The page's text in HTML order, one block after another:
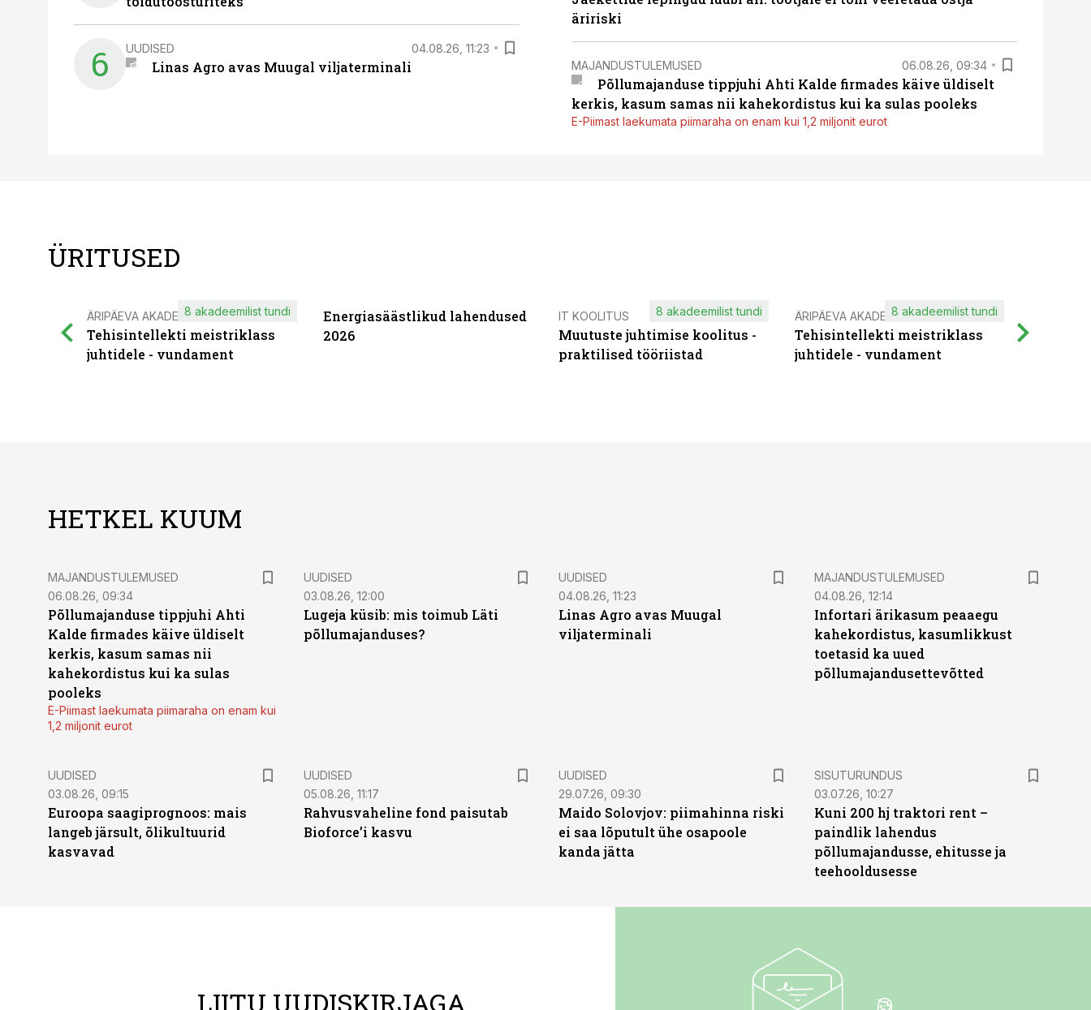
6 UUDISED 04.08.26, 11:23
Linas Agro avas Muugal viljaterminali
äririski
MAJANDUSTULEMUSED 06.08.26, 09:34
Põllumajanduse tippjuhi Ahti Kalde firmades käive üldiselt
kerkis, kasum samas nii kahekordistus kui ka sulas pooleks
E-Piimast laekumata piimaraha on enam kui 1,2 miljonit eurot
ÜRITUSED
ÄRIPÄEVA AKADEEMIA
Tehisintellekti meistriklass
juhtidele - vundament
8 akadeemilist tundi
Energiasäästlikud lahendused
2026
IT KOOLITUS
Muutuste juhtimise koolitus -
praktilised tööriistad
8 akadeemilist tundi ÄRIPÄEVA AKADEEMIA
Tehisintellekti meistriklass
juhtidele - vundament
8 akadeemilist tundi
HETKEL KUUM
MAJANDUSTULEMUSED
06.08.26, 09:34
Põllumajanduse tippjuhi Ahti
Kalde firmades käive üldiselt
kerkis, kasum samas nii
kahekordistus kui ka sulas
pooleks
E-Piimast laekumata piimaraha on enam kui
1,2 miljonit eurot
UUDISED
03.08.26, 12:00
Lugeja küsib: mis toimub Läti
põllumajanduses?
UUDISED
04.08.26, 11:23
Linas Agro avas Muugal
viljaterminali
MAJANDUSTULEMUSED
04.08.26, 12:14
Infortari ärikasum peaaegu
kahekordistus, kasumlikkust
toetasid ka uued
põllumajandusettevõtted
UUDISED
03.08.26, 09:15
Euroopa saagiprognoos: mais
langeb järsult, õlikultuurid
kasvavad
UUDISED
05.08.26, 11:17
Rahvusvaheline fond paisutab
Bioforce’i kasvu
UUDISED
29.07.26, 09:30
Maido Solovjov: piimahinna riski
ei saa lõputult ühe osapoole
kanda jätta
ST
SISUTURUNDUS
03.07.26, 10:27
Kuni 200 hj traktori rent –
paindlik lahendus
põllumajandusse, ehitusse ja
teehooldusesse
LIITU UUDISKIRJAGA